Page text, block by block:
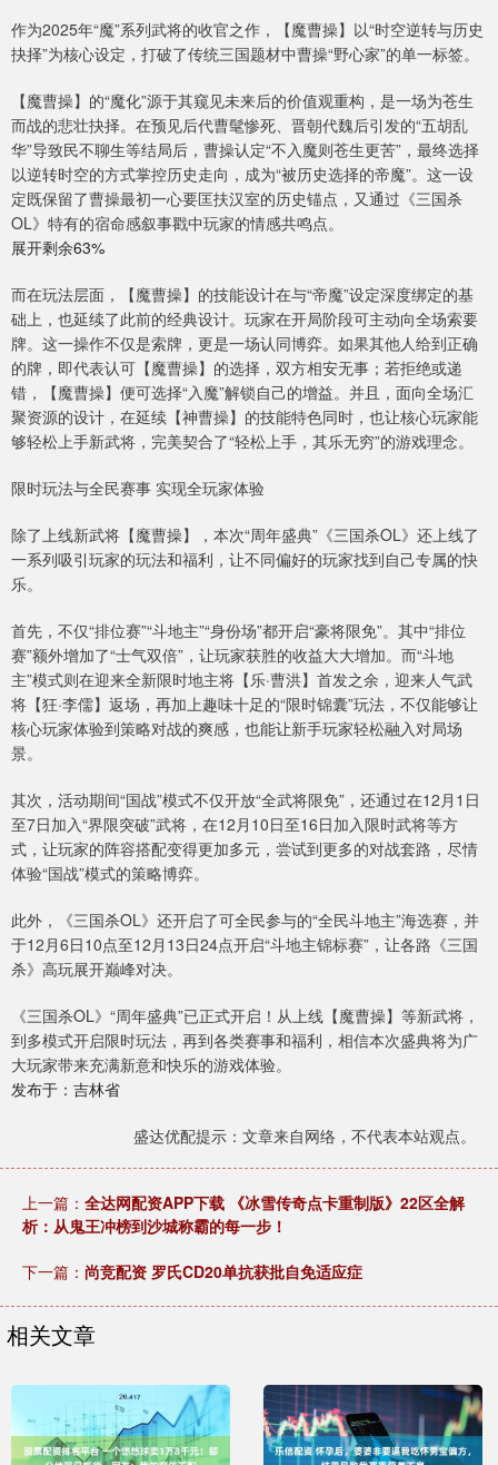
作为2025年“魔”系列武将的收官之作，【魔曹操】以“时空逆转与历史
抉择”为核心设定，打破了传统三国题材中曹操“野心家”的单一标签。
【魔曹操】的“魔化”源于其窥见未来后的价值观重构，是一场为苍生
而战的悲壮抉择。在预见后代曹髦惨死、晋朝代魏后引发的“五胡乱
华”导致民不聊生等结局后，曹操认定“不入魔则苍生更苦”，最终选择
以逆转时空的方式掌控历史走向，成为“被历史选择的帝魔”。这一设
定既保留了曹操最初一心要匡扶汉室的历史锚点，又通过《三国杀
OL》特有的宿命感叙事戳中玩家的情感共鸣点。
展开剩余63%
而在玩法层面，【魔曹操】的技能设计在与“帝魔”设定深度绑定的基
础上，也延续了此前的经典设计。玩家在开局阶段可主动向全场索要
牌。这一操作不仅是索牌，更是一场认同博弈。如果其他人给到正确
的牌，即代表认可【魔曹操】的选择，双方相安无事；若拒绝或递
错，【魔曹操】便可选择“入魔”解锁自己的增益。并且，面向全场汇
聚资源的设计，在延续【神曹操】的技能特色同时，也让核心玩家能
够轻松上手新武将，完美契合了“轻松上手，其乐无穷”的游戏理念。
限时玩法与全民赛事 实现全玩家体验
除了上线新武将【魔曹操】，本次“周年盛典”《三国杀OL》还上线了
一系列吸引玩家的玩法和福利，让不同偏好的玩家找到自己专属的快
乐。
首先，不仅“排位赛”“斗地主”“身份场”都开启“豪将限免”。其中“排位
赛”额外增加了“士气双倍”，让玩家获胜的收益大大增加。而“斗地
主”模式则在迎来全新限时地主将【乐·曹洪】首发之余，迎来人气武
将【狂·李儒】返场，再加上趣味十足的“限时锦囊”玩法，不仅能够让
核心玩家体验到策略对战的爽感，也能让新手玩家轻松融入对局场
景。
其次，活动期间“国战”模式不仅开放“全武将限免”，还通过在12月1日
至7日加入“界限突破”武将，在12月10日至16日加入限时武将等方
式，让玩家的阵容搭配变得更加多元，尝试到更多的对战套路，尽情
体验“国战”模式的策略博弈。
此外，《三国杀OL》还开启了可全民参与的“全民斗地主”海选赛，并
于12月6日10点至12月13日24点开启“斗地主锦标赛”，让各路《三国
杀》高玩展开巅峰对决。
《三国杀OL》“周年盛典”已正式开启！从上线【魔曹操】等新武将，
到多模式开启限时玩法，再到各类赛事和福利，相信本次盛典将为广
大玩家带来充满新意和快乐的游戏体验。
发布于：吉林省
盛达优配提示：文章来自网络，不代表本站观点。
上一篇： 全达网配资APP下载 《冰雪传奇点卡重制版》22区全解
析：从鬼王冲榜到沙城称霸的每一步！
下一篇： 尚竞配资 罗氏CD20单抗获批自免适应症
相关文章